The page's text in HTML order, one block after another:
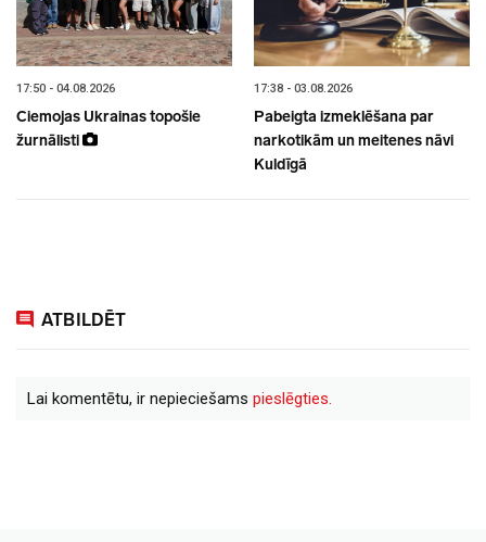
17:50 - 04.08.2026
Ciemojas Ukrainas topošie
žurnālisti
17:38 - 03.08.2026
Pabeigta izmeklēšana par
narkotikām un meitenes nāvi
Kuldīgā
ATBILDĒT
Lai komentētu, ir nepieciešams pieslēgties.